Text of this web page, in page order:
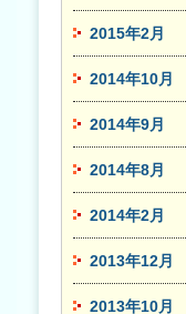
2015年2月
2014年10月
2014年9月
2014年8月
2014年2月
2013年12月
2013年10月